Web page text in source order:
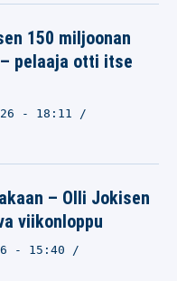
150 miljoonan
pelaaja otti itse
- 18:11
– Olli Jokisen
viikonloppu
- 15:40